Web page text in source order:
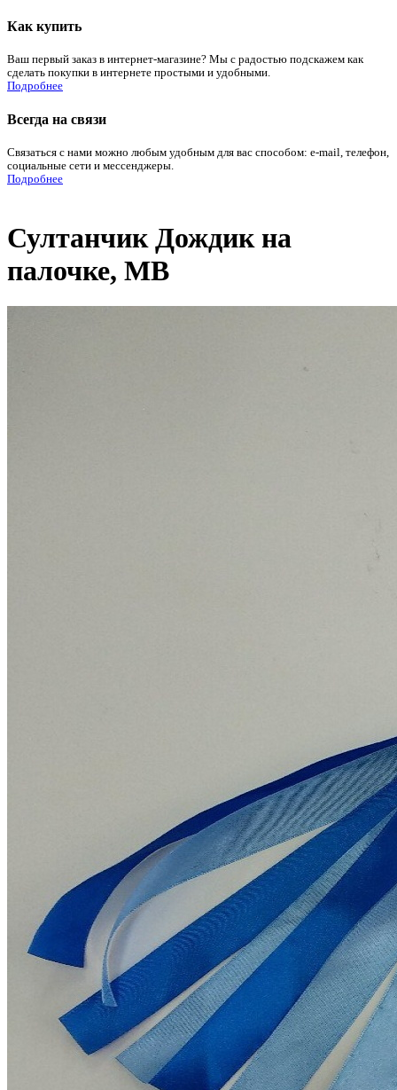
Как купить
Ваш первый заказ в интернет-магазине? Мы с радостью подскажем как
сделать покупки в интернете простыми и удобными.
Подробнее
Всегда на связи
Связаться с нами можно любым удобным для вас способом: e-mail, телефон,
социальные сети и мессенджеры.
Подробнее
Султанчик Дождик на
палочке, МВ